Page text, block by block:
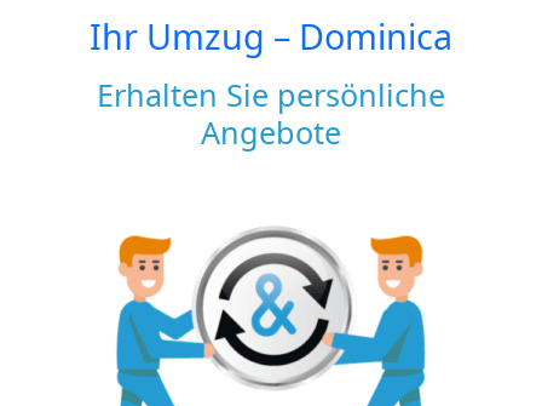
Ihr Umzug – Dominica
Erhalten Sie persönliche
Angebote